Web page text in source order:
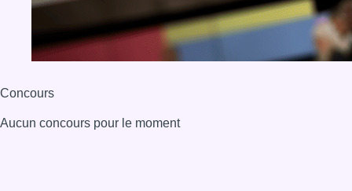
Concours
Aucun concours pour le moment